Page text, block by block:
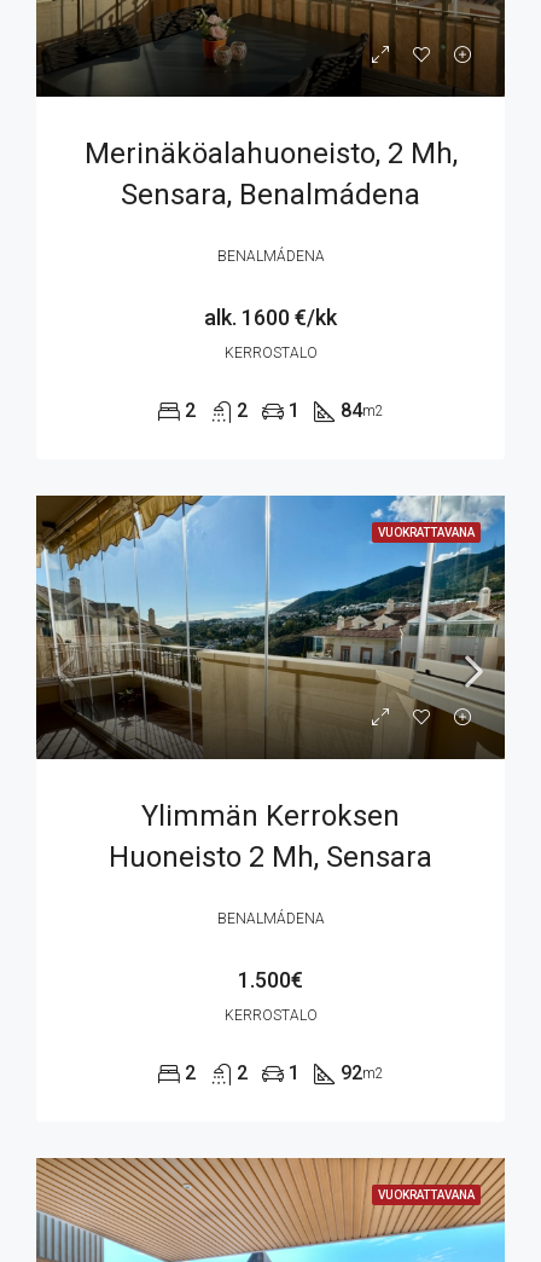
Merinäköalahuoneisto, 2 Mh,
Sensara, Benalmádena
BENALMÁDENA
alk. 1600 €/kk
KERROSTALO
2 2 1 84m2
VUOKRATTAVANA
Ylimmän Kerroksen
Huoneisto 2 Mh, Sensara
BENALMÁDENA
1.500€
KERROSTALO
2 2 1 92m2
VUOKRATTAVANA